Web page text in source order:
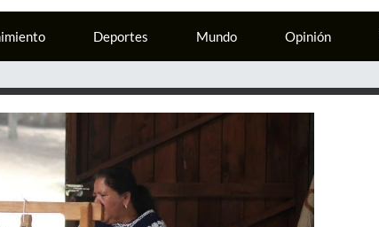
Deportes Mundo Opinión